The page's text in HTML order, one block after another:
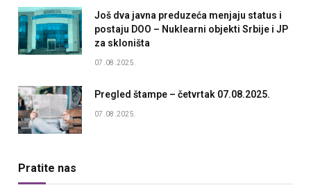
Još dva javna preduzeća menjaju status i
postaju DOO – Nuklearni objekti Srbije i JP
za skloništa
07.08.2025.
Pregled štampe – četvrtak 07.08.2025.
07.08.2025.
Pratite nas